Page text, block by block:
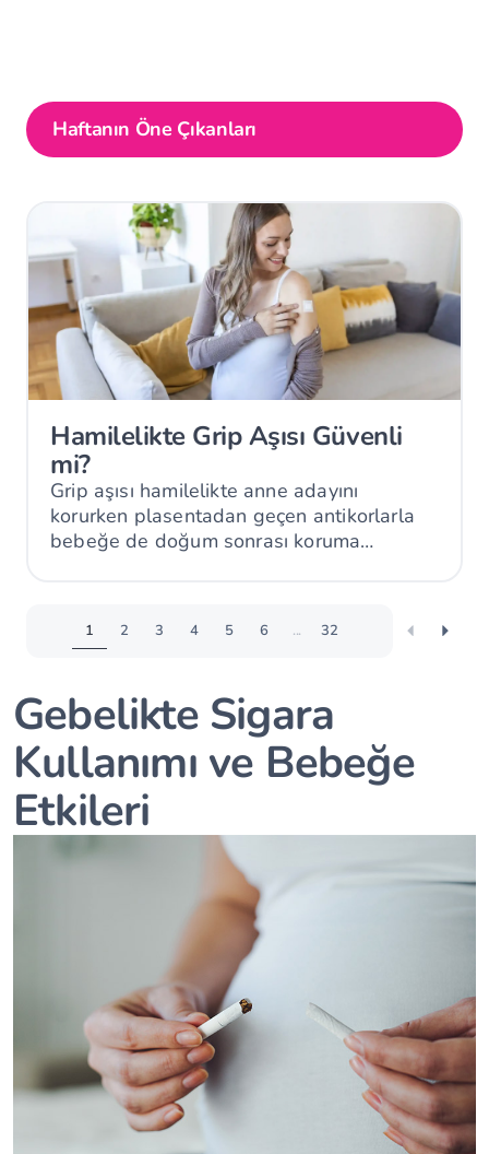
Haftanın Öne Çıkanları
Hamilelikte Grip Aşısı Güvenli
mi?
Grip aşısı hamilelikte anne adayını
korurken plasentadan geçen antikorlarla
bebeğe de doğum sonrası koruma
1 2 3 4 5 6 ... 32
Gebelikte Sigara
Kullanımı ve Bebeğe
Etkileri